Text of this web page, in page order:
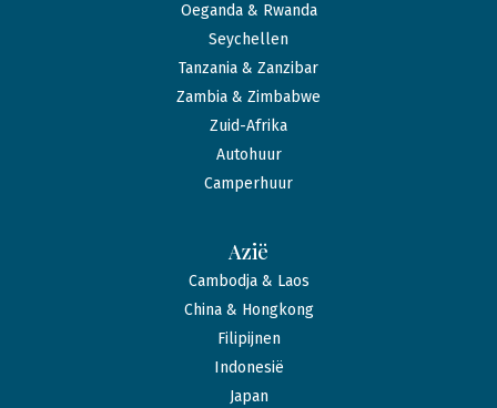
Oeganda & Rwanda
Seychellen
Tanzania & Zanzibar
Zambia & Zimbabwe
Zuid-Afrika
Autohuur
Camperhuur
Azië
Cambodja & Laos
China & Hongkong
Filipijnen
Indonesië
Japan